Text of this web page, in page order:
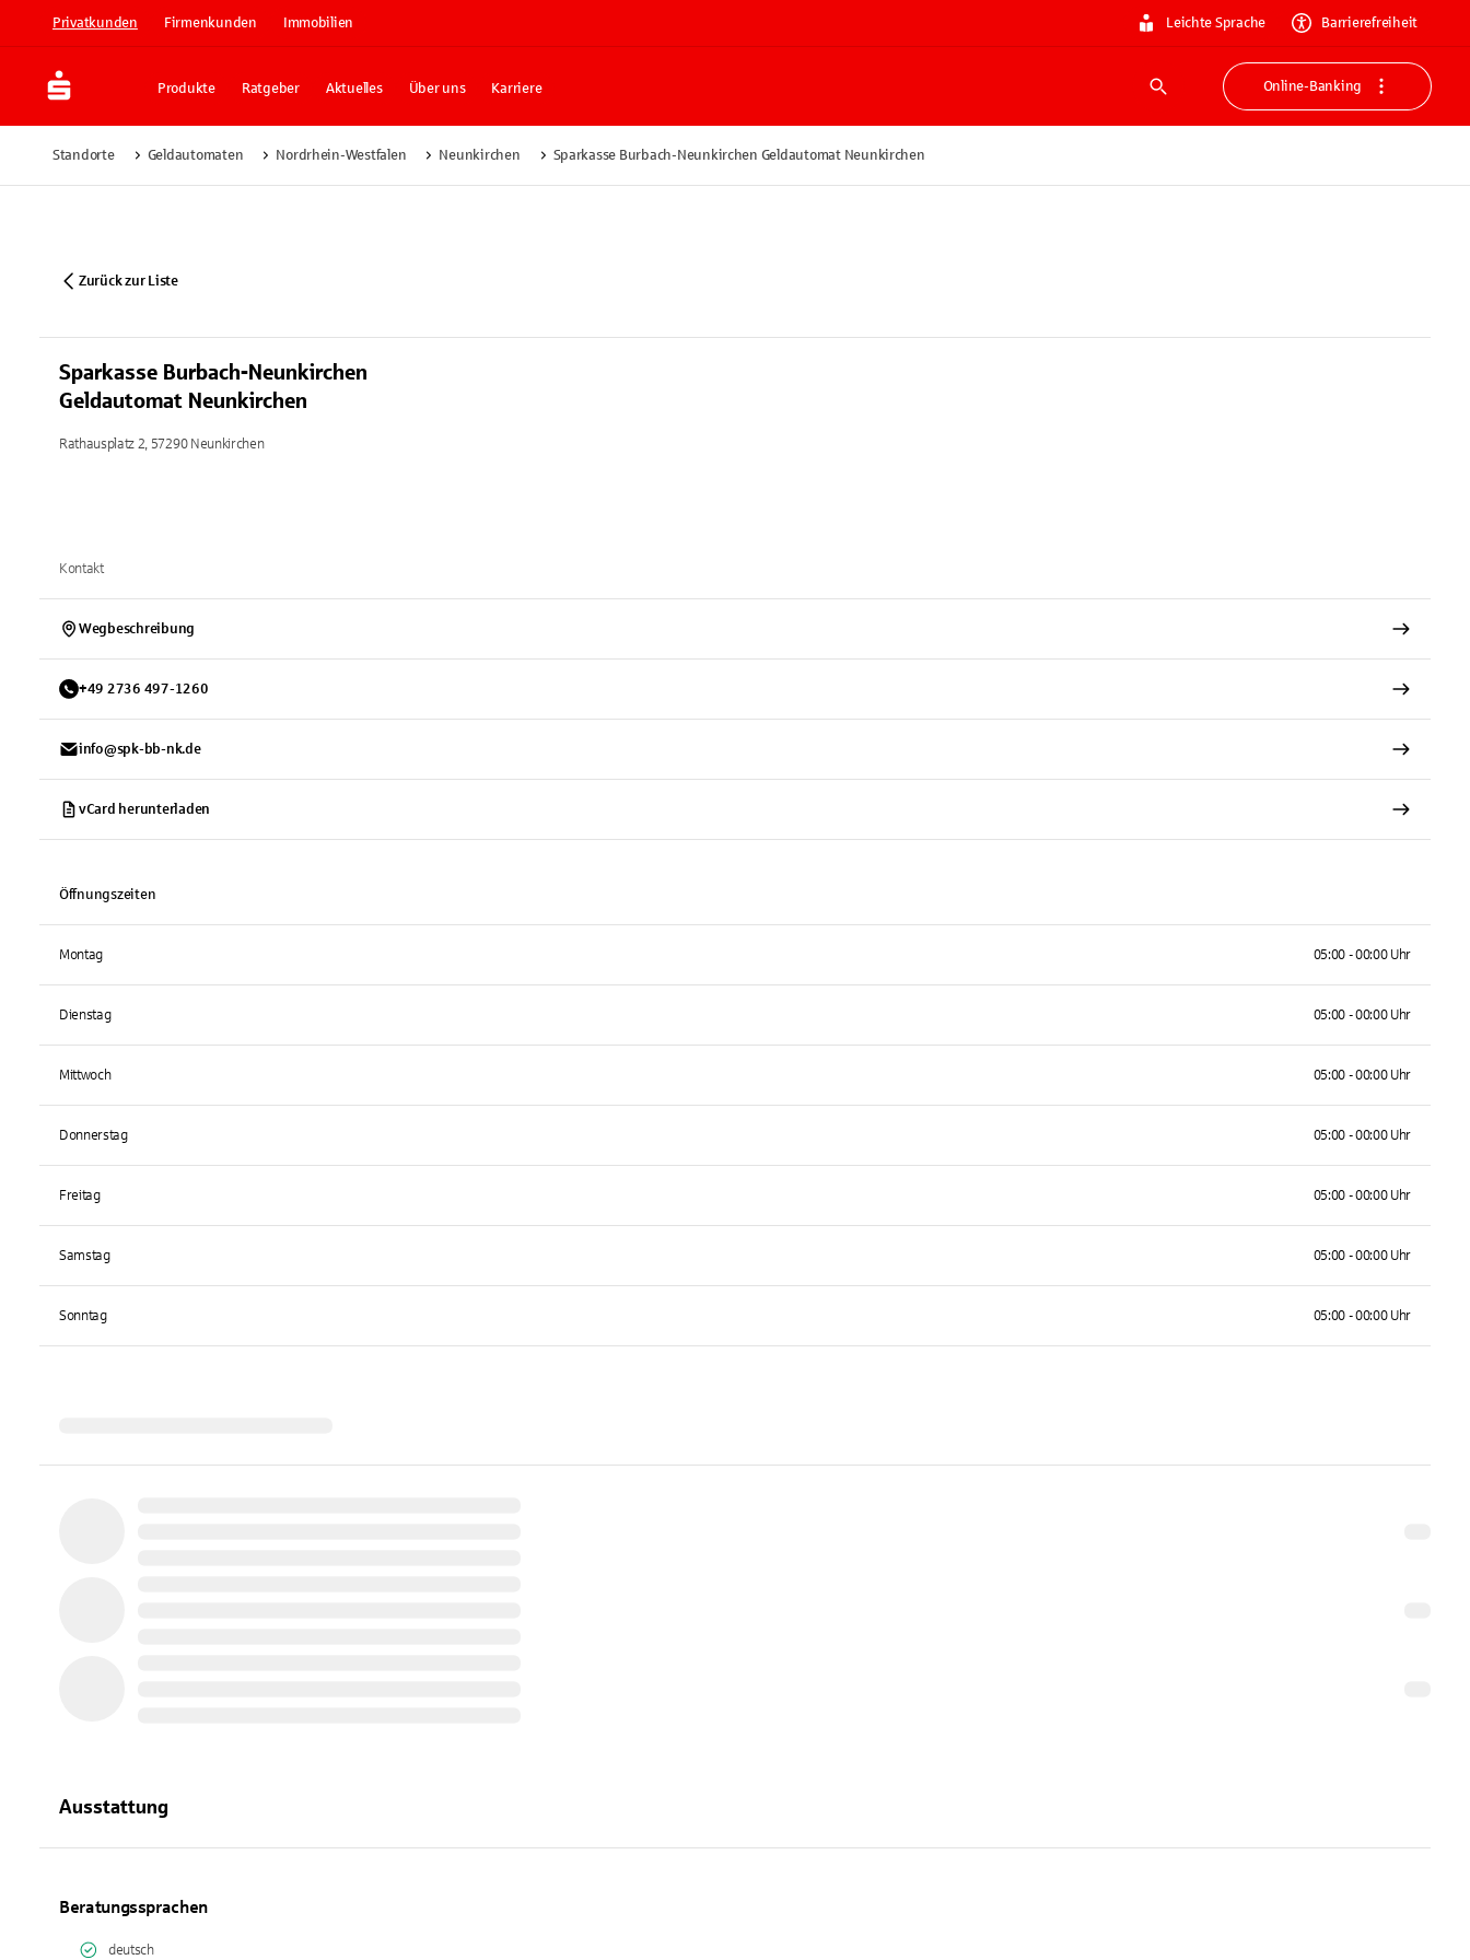
Privatkunden Firmenkunden Immobilien Leichte Sprache Barrierefreiheit
Produkte Ratgeber Aktuelles Über uns Karriere
Suche
Online-Banking
Standorte Geldautomaten Nordrhein-Westfalen Neunkirchen Sparkasse Burbach-Neunkirchen Geldautomat Neunkirchen
Zurück zur Liste
Sparkasse Burbach-Neunkirchen
Geldautomat Neunkirchen
Rathausplatz 2, 57290 Neunkirchen
Kontakt
Wegbeschreibung
+49 2736 497-1260
info@spk-bb-nk.de
vCard herunterladen
Öffnungszeiten
Montag 05:00 - 00:00 Uhr
Dienstag 05:00 - 00:00 Uhr
Mittwoch 05:00 - 00:00 Uhr
Donnerstag 05:00 - 00:00 Uhr
Freitag 05:00 - 00:00 Uhr
Samstag 05:00 - 00:00 Uhr
Sonntag 05:00 - 00:00 Uhr
Ausstattung
Beratungssprachen
deutsch